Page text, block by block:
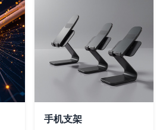
手机支架